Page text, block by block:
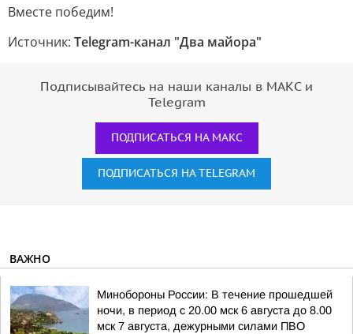
Вместе победим!
Источник: Telegram-канал "Два майора"
Подписывайтесь на наши каналы в МАКС и
Telegram
ПОДПИСАТЬСЯ НА МАКС
ПОДПИСАТЬСЯ НА TELEGRAM
ВАЖНО
Минобороны России: В течение прошедшей
ночи, в период с 20.00 мск 6 августа до 8.00
мск 7 августа, дежурными силами ПВО